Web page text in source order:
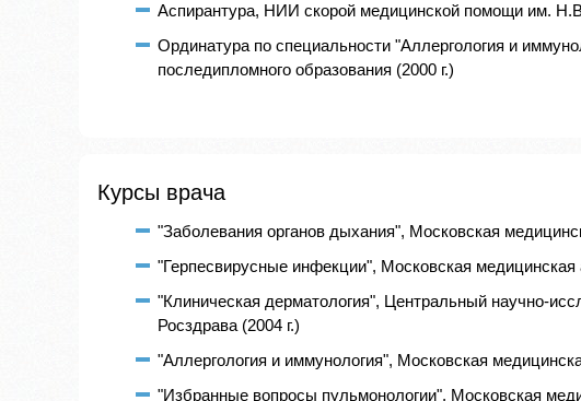
Аспирантура, НИИ скорой медицинской помощи им.
Ординатура по специальности "Аллергология и
последипломного образования (2000 г.)
Курсы врача
"Заболевания органов дыхания", Московская
"Герпесвирусные инфекции", Московская
"Клиническая дерматология", Центральный научно-
Росздрава (2004 г.)
"Аллергология и иммунология", Московская
"Избранные вопросы пульмонологии", Московская